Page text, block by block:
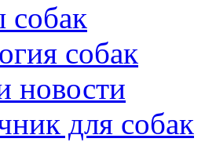
собак
новости
для собак